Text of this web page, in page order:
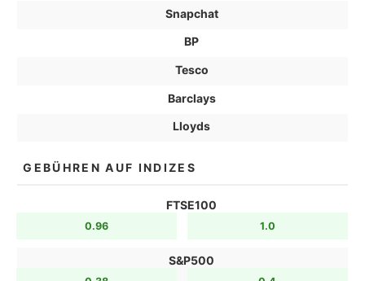
Snapchat
BP
Tesco
Barclays
Lloyds
GEBÜHREN AUF INDIZES
FTSE100
0.96 1.0
S&P500